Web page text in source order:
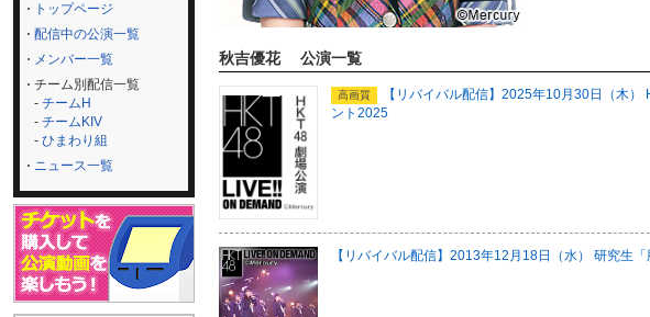
トップページ
配信中の公演一覧
メンバー一覧
チーム別配信一覧
- チームH
- チームKIV
- ひまわり組
ニュース一覧
秋吉優花 公演一覧
高画質
【リバイバル配信】2025年10月30日（木
ント2025
【リバイバル配信】2013年12月18日（水） 研究生